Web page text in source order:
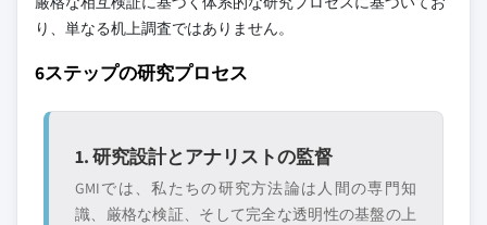
り、単なる机上調査ではありません。
6ステップの研究プロセス
1. 研究設計とアナリストの監督
GMIでは、私たちの研究方法論は人間の専門知
識、厳格な検証、そして完全な透明性の基盤の上